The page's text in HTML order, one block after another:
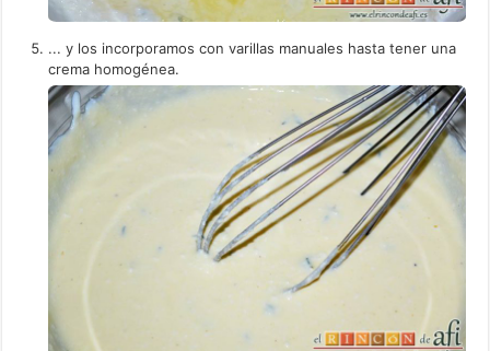
... y los incorporamos con varillas manuales hasta tener una
crema homogénea.